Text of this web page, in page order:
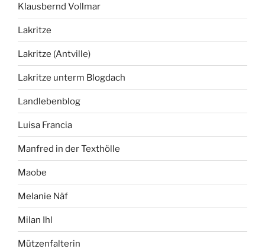
Klausbernd Vollmar
Lakritze
Lakritze (Antville)
Lakritze unterm Blogdach
Landlebenblog
Luisa Francia
Manfred in der Texthölle
Maobe
Melanie Näf
Milan Ihl
Mützenfalterin